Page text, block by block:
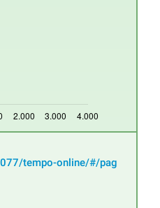
tempo-online/#/pag